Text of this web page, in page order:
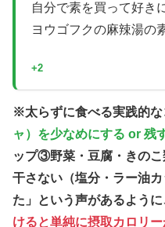
自分で素を買って好き
ヨウゴフクの麻辣湯の
+2
※太らずに食べる実践的
ャ）を少なめにする or 残
ップ③野菜・豆腐・きの
干さない（塩分・ラー油
た」という声があるように
けると単純に摂取カロリ